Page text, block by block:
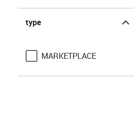
type
MARKETPLACE